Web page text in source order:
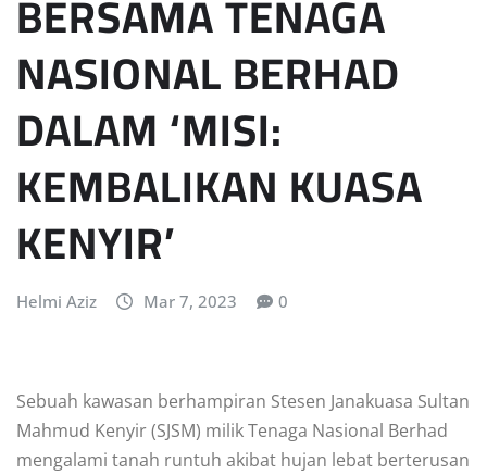
BERSAMA TENAGA
NASIONAL BERHAD
DALAM ‘MISI:
KEMBALIKAN KUASA
KENYIR’
Helmi Aziz Mar 7, 2023 0
Sebuah kawasan berhampiran Stesen Janakuasa Sultan
Mahmud Kenyir (SJSM) milik Tenaga Nasional Berhad
mengalami tanah runtuh akibat hujan lebat berterusan